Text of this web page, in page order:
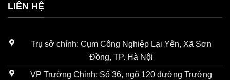
LIÊN HỆ
Trụ sở chính: Cụm Công Nghiệp Lại Yên, Xã Sơn
Đồng, TP. Hà Nội
VP Trường Chinh: Số 36, ngõ 120 đường Trường